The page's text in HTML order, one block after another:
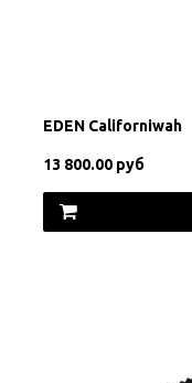
EDEN Californiwah
13 800.00 руб